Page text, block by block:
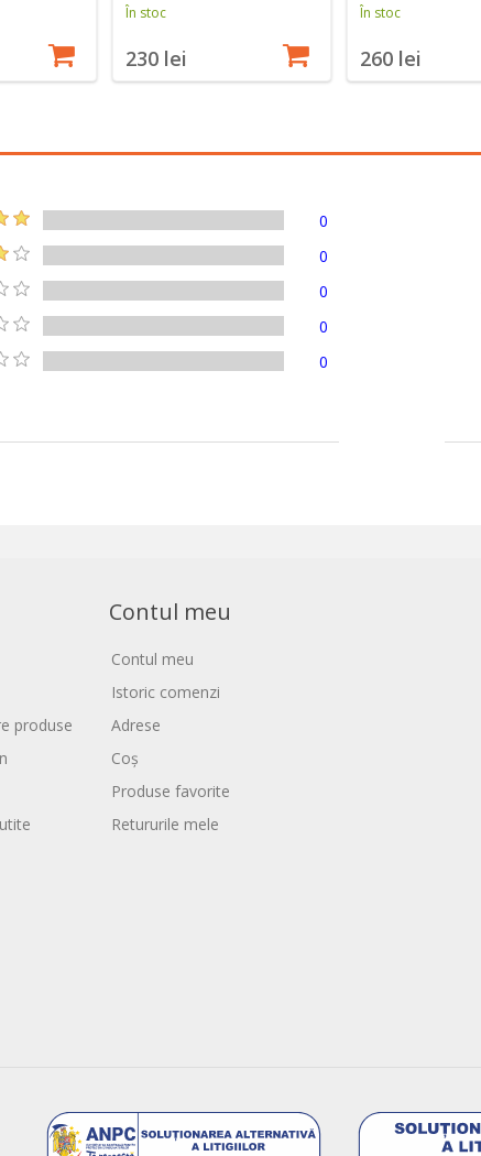
În stoc
230 lei
În stoc
260 lei
0
0
0
0
0
produse
Contul meu
Contul meu
Istoric comenzi
Adrese
Coș
Produse favorite
Retururile mele